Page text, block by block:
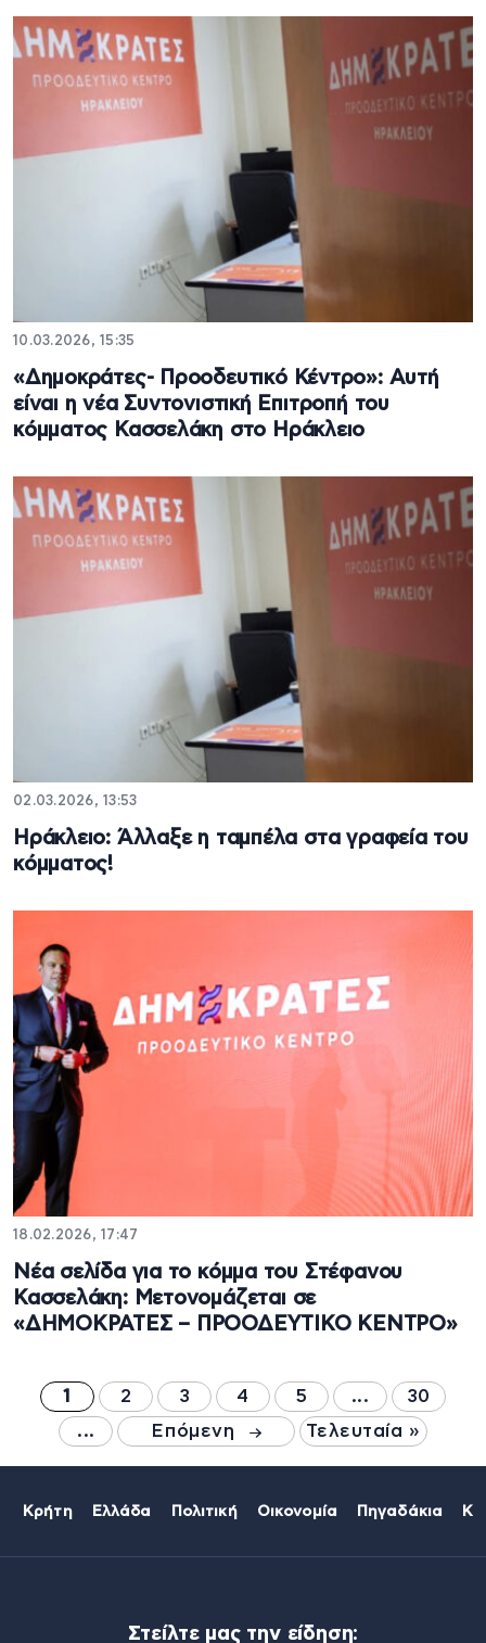
10.03.2026, 15:35
«Δημοκράτες- Προοδευτικό Κέντρο»: Αυτή
είναι η νέα Συντονιστική Επιτροπή του
κόμματος Κασσελάκη στο Ηράκλειο
02.03.2026, 13:53
Ηράκλειο: Άλλαξε η ταμπέλα στα γραφεία του
κόμματος!
18.02.2026, 17:47
Νέα σελίδα για το κόμμα του Στέφανου
Κασσελάκη: Μετονομάζεται σε
«ΔΗΜΟΚΡΑΤΕΣ – ΠΡΟΟΔΕΥΤΙΚΟ ΚΕΝΤΡΟ»
1 2 3 4 5 ...
30
...
Επόμενη Τελευταία »
Κρήτη Ελλάδα Πολιτική Οικονομία Πηγαδάκια
Στείλτε μας την είδηση: